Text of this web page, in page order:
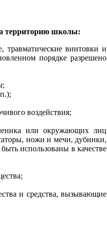
территорию школы:
травматические винтовки и
порядке разрешено
воздействия;
или окружающих лиц
ножи и мечи, дубинки,
использованы в качестве
и средства, вызывающие